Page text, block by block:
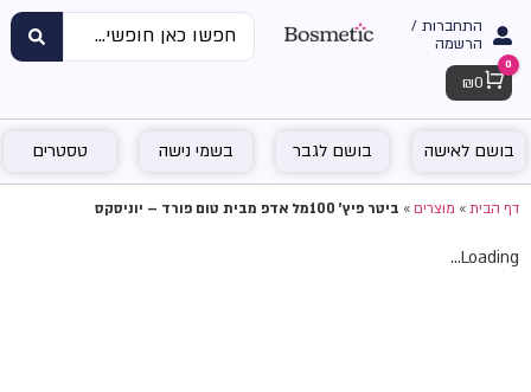
התחברות /
הרשמה
Cart
0
₪ 0
בושם לאישה בושם לגבר בשמי נישה טסטרים
דף הבית»מוצרים»ביטר פיץ' 100מל אדפ מבית טום פורד – יוניסקס
Loading...